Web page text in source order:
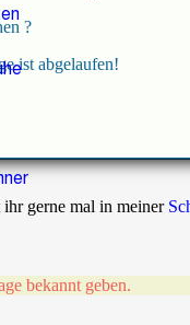
?
ist abgelaufen!
gerne mal in meiner
bekannt geben.